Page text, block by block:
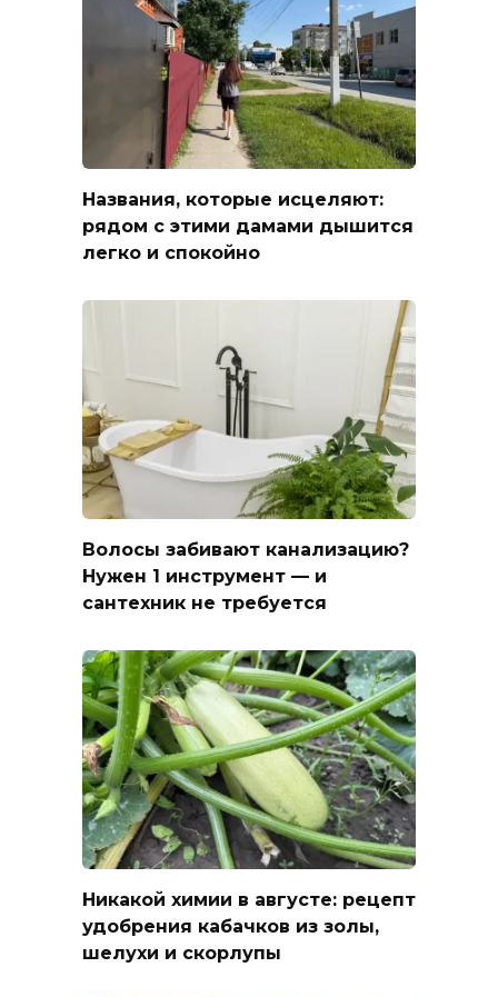
Названия, которые исцеляют:
рядом с этими дамами дышится
легко и спокойно
Волосы забивают канализацию?
Нужен 1 инструмент — и
сантехник не требуется
Никакой химии в августе: рецепт
удобрения кабачков из золы,
шелухи и скорлупы